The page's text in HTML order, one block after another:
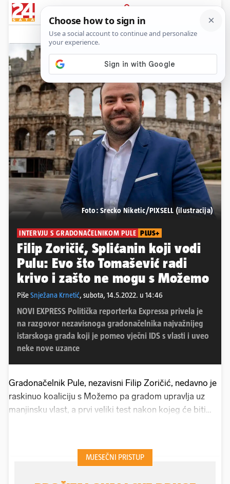
PRIJAVA
News Komentari
Foto: Srecko Niketic/PIXSELL (ilustracija)
INTERVJU S GRADONAČELNIKOM PULE PLUS+
Filip Zoričić, Splićanin koji vodi
Pulu: Evo što Tomašević radi
krivo i zašto ne mogu s Možemo
PišeSnježana Krnetić, subota, 14.5.2022. u 14:46
NOVI EXPRESS Politička reporterka Expressa privela je
na razgovor nezavisnoga gradonačelnika najvažnijeg
istarskoga grada koji je pomeo vječni IDS s vlasti i uveo
neke nove uzance
Gradonačelnik Pule, nezavisni Filip Zoričić, nedavno je
raskinuo koaliciju s Možemo pa gradom upravlja uz
manjinsku vlast, a prvi veliki test nakon kojeg će biti
politički savez centra za parlamentarne izbore,
komentira situaciju u Splitu, ali govori i o vladavini